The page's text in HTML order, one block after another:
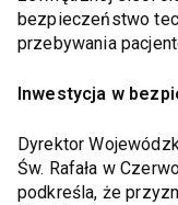
bezpieczeństwo
przebywania
Inwestycja w
Dyrektor
Św. Rafała w
podkreśla, że